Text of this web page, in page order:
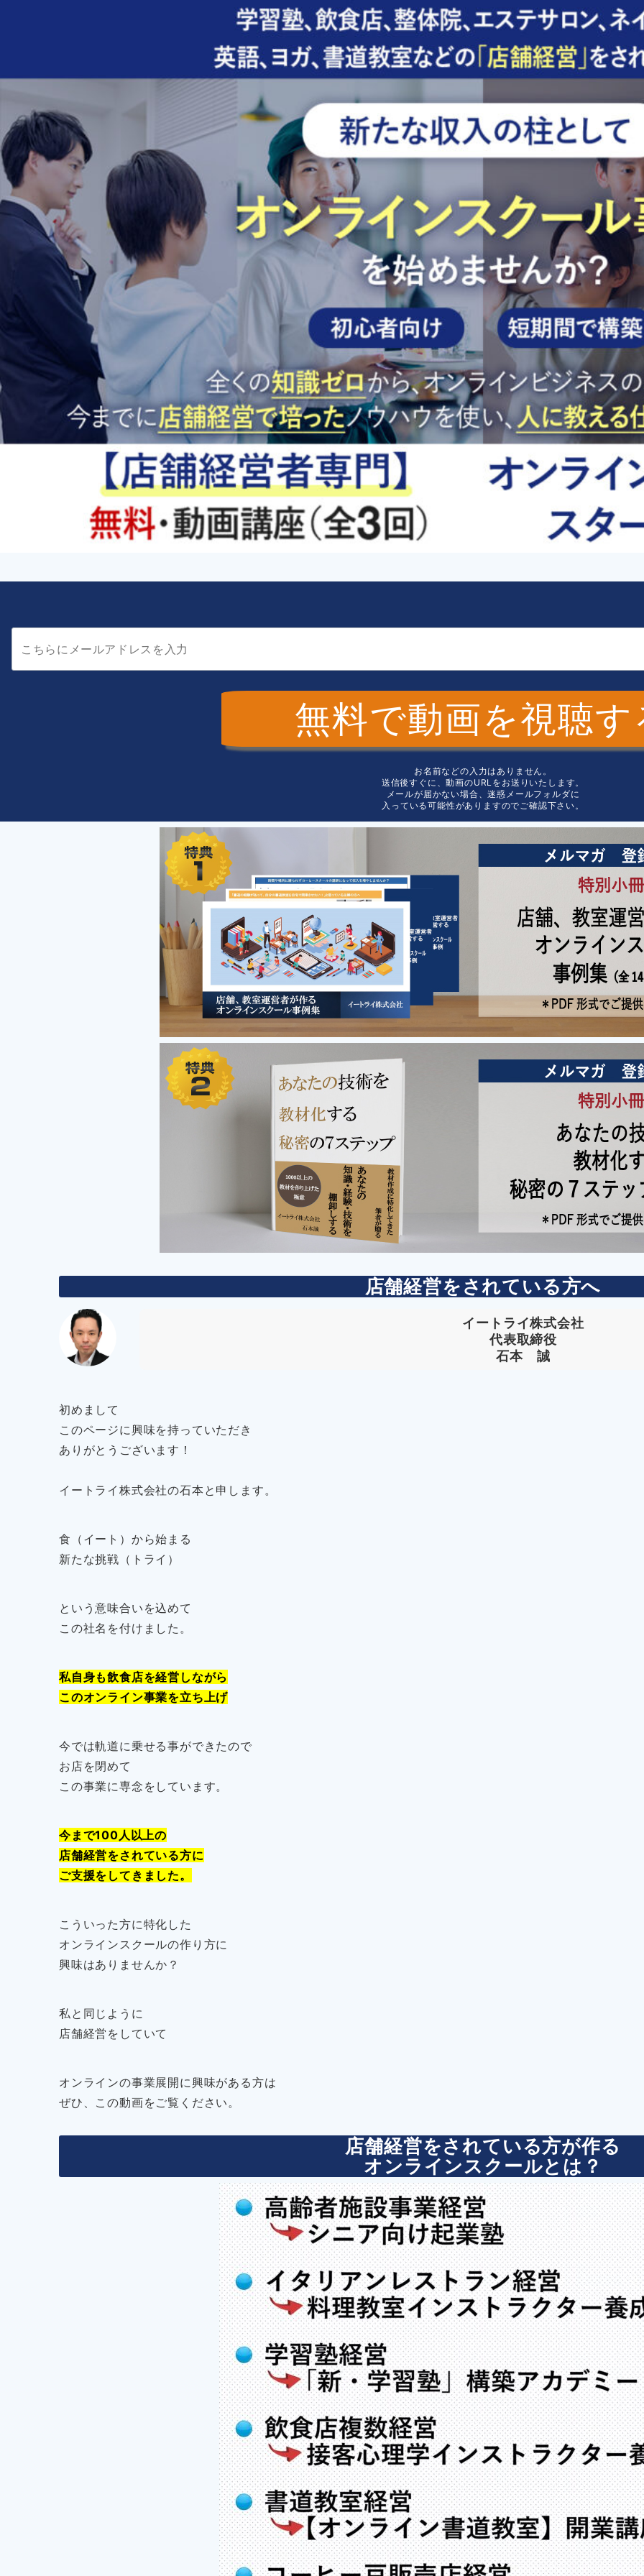
無料で動画を視聴す
お名前などの入力はありません。
送信後すぐに、動画のURLをお送りいたします。
メールが届かない場合、迷惑メールフォルダに
入っている可能性がありますのでご確認下さい。
店舗経営をされている方へ
イートライ株式会社
代表取締役
石本 誠
初めまして
このページに興味を持っていただき
ありがとうございます！
イートライ株式会社の石本と申します。
食（イート）から始まる
新たな挑戦（トライ）
という意味合いを込めて
この社名を付けました。
私自身も飲食店を経営しながら
このオンライン事業を立ち上げ
今では軌道に乗せる事ができたので
お店を閉めて
この事業に専念をしています。
今まで100人以上の
店舗経営をされている方に
ご支援をしてきました。
こういった方に特化した
オンラインスクールの作り方に
興味はありませんか？
私と同じように
店舗経営をしていて
オンラインの事業展開に興味がある方は
ぜひ、この動画をご覧ください。
店舗経営をされている方が作る
オンラインスクールとは？